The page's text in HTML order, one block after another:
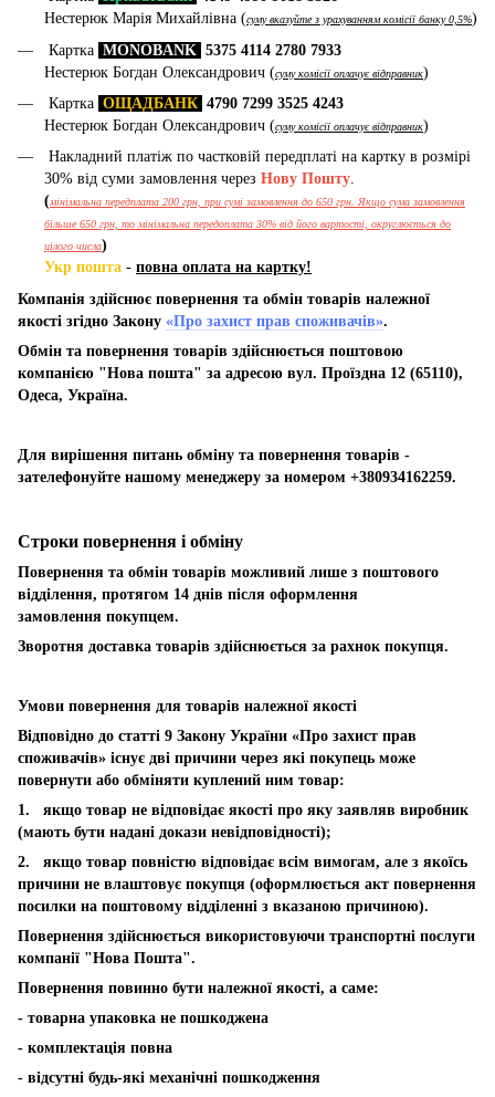
Нестерюк Марія Михайлівна (суму вказуйте з урахуванням комісії банку 0,5%)
Картка MONOBANK 5375 4114 2780 7933
Нестерюк Богдан Олександрович (суму комісії оплачує відправник)
Картка ОЩАДБАНК 4790 7299 3525 4243
Нестерюк Богдан Олександрович (суму комісії оплачує відправник)
Накладний платіж по частковій передплаті на картку в розмірі
30% від суми замовлення через Нову Пошту.
(мінімальна передплата 200 грн, при сумі замовлення до 650 грн. Якщо сума замовлення
більше 650 грн, то мінімальна передоплата 30% від його вартості, округлюється до
цілого числа)
Укр пошта - повна оплата на картку!
Компанія здійснює повернення та обмін товарів належної
якості згідно Закону «Про захист прав споживачів».
Обмін та повернення товарів здійснюється поштовою
компанією "Нова пошта" за адресою вул. Проїздна 12 (65110),
Одеса, Україна.
Для вирішення питань обміну та повернення товарів -
зателефонуйте нашому менеджеру за номером +380934162259.
Строки повернення і обміну
Повернення та обмін товарів можливий лише з поштового
відділення, протягом 14 днів після оформлення
замовлення покупцем.
Зворотня доставка товарів здійснюється за рахнок покупця.
Умови повернення для товарів належної якості
Відповідно до статті 9 Закону України «Про захист прав
споживачів» існує дві причини через які покупець може
повернути або обміняти куплений ним товар:
1. якщо товар не відповідає якості про яку заявляв виробник
(мають бути надані докази невідповідності);
2. якщо товар повністю відповідає всім вимогам, але з якоїсь
причини не влаштовує покупця (оформлюється акт повернення
посилки на поштовому відділенні з вказаною причиною).
Повернення здійснюється використовуючи транспортні послуги
компанії "Нова Пошта".
Повернення повинно бути належної якості, а саме:
- товарна упаковка не пошкоджена
- комплектація повна
- відсутні будь-які механічні пошкодження